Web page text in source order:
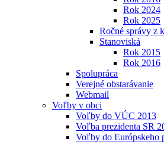
Rok 2024
Rok 2025
Ročné správy z
Stanoviská
Rok 2015
Rok 2016
Spolupráca
Verejné obstarávanie
Webmail
Voľby v obci
Voľby do VÚC 2013
Voľba prezidenta SR
Voľby do Európskeho